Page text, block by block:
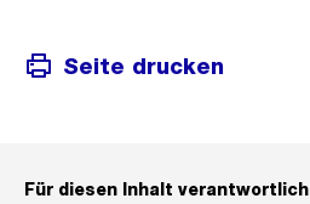
Seite drucken
Für diesen Inhalt verantwortlich